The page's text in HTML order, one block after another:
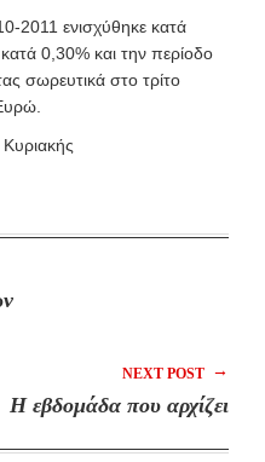
2011 ενισχύθηκε κατά
0,30% και την περίοδο
σωρευτικά στο τρίτο
NEXT POST →
Η εβδομάδα που αρχίζει